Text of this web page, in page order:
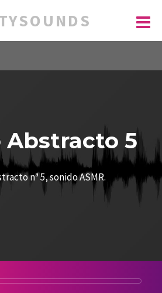
Abstracto 5
nª 5, sonido ASMR.